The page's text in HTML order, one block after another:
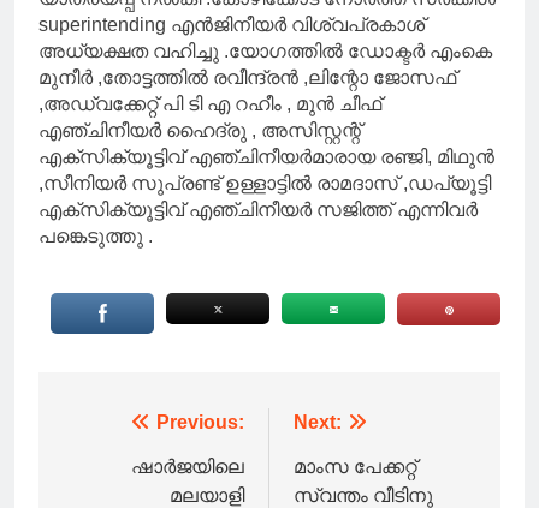
superintending എൻജിനീയർ വിശ്വപ്രകാശ്
അധ്യക്ഷത വഹിച്ചു .യോഗത്തിൽ ഡോക്ടർ എംകെ
മുനീർ ,തോട്ടത്തിൽ രവീന്ദ്രൻ ,ലിന്റോ ജോസഫ്
,അഡ്വക്കേറ്റ് പി ടി എ റഹീം , മുൻ ചീഫ്
എഞ്ചിനീയർ ഹൈദ്രു , അസിസ്റ്റന്റ്
എക്സിക്യൂട്ടിവ് എഞ്ചിനീയർമാരായ രഞ്ജി, മിഥുൻ
,സീനിയർ സുപ്രണ്ട് ഉള്ളാട്ടിൽ രാമദാസ് ,ഡപ്യൂട്ടി
എക്സിക്യൂട്ടിവ് എഞ്ചിനീയർ സജിത്ത് എന്നിവർ
പങ്കെടുത്തു .
navigation
Previous:
ഷാർജയിലെ
മലയാളി
Next:
മാംസ പേക്കറ്റ്
സ്വന്തം വീടിനു